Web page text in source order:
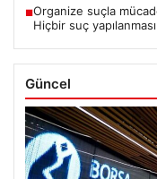
■Organize suçla
Hiçbir suç
Güncel